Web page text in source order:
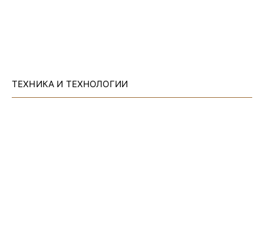
ТЕХНИКА И ТЕХНОЛОГИИ